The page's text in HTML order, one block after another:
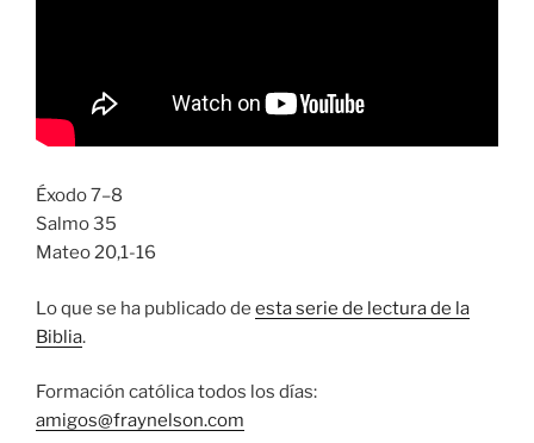
Éxodo 7–8
Salmo 35
Mateo 20,1-16
Lo que se ha publicado de esta serie de lectura de la
Biblia.
Formación católica todos los días:
amigos@fraynelson.com